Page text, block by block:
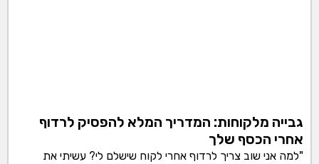
גבייה מלקוחות: המדריך המלא להפסיק לרדוף
אחרי הכסף שלך
"למה אני שוב צריך לרדוף אחרי לקוח שישלם לי? עשיתי את